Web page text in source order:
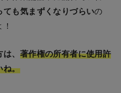
ても気まずくなりづらいの
、 著作権の所有者に使用許
ね。